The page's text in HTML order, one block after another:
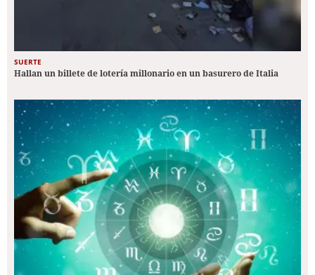
SUERTE
Hallan un billete de lotería millonario en un basurero de Italia